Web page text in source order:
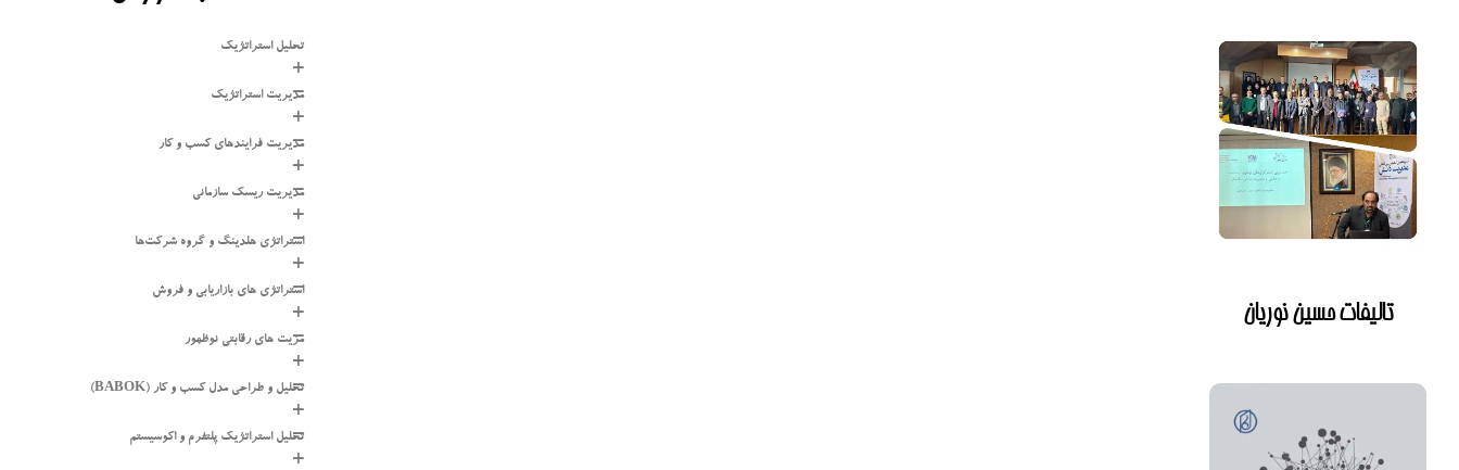
تحلیل استراتژیک
مدیریت استراتژیک
مدیریت فرایندهای کسب و کار
مدیریت ریسک سازمانی
استراتژی هلدینگ و گروه شرکت‌ها
استراتژی های بازاریابی و فروش
مزیت های رقابتی نوظهور
تحلیل و طراحی مدل کسب و کار (BABOK)
تحلیل استراتژیک پلتفرم و اکوسیستم
تالیفات حسین نوریان